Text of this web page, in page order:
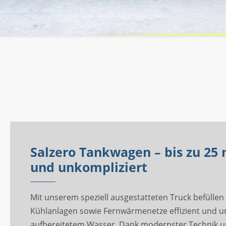
Salzero Tankwagen – bis zu 25
und unkompliziert
Mit unserem speziell ausgestatteten Truck
Kühlanlagen sowie Fernwärmenetze effizient und